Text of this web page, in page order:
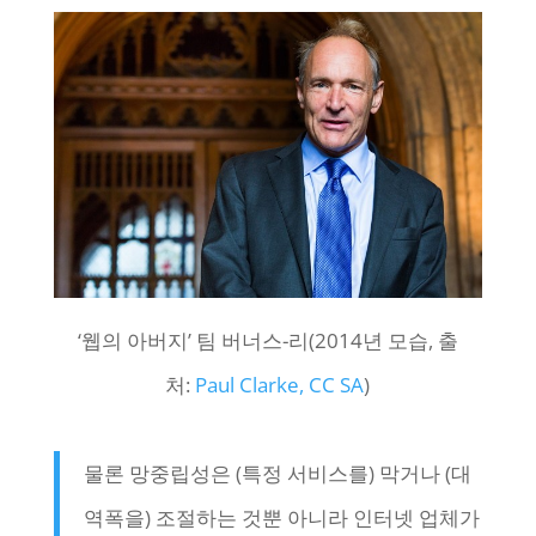
‘웹의 아버지’ 팀 버너스-리(2014년 모습, 출
처: Paul Clarke, CC SA)
물론 망중립성은 (특정 서비스를) 막거나 (대
역폭을) 조절하는 것뿐 아니라 인터넷 업체가